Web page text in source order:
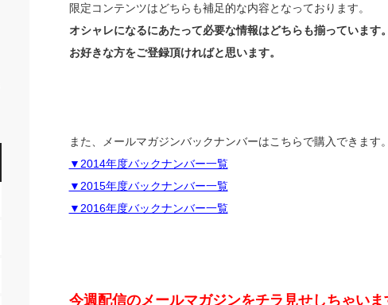
限定コンテンツはどちらも補足的な内容となっております。
オシャレになるにあたって必要な情報はどちらも揃っています
お好きな方をご登録頂ければと思います。
また、メールマガジンバックナンバーはこちらで購入できます
▼2014年度バックナンバー一覧
▼2015年度バックナンバー一覧
▼2016年度バックナンバー一覧
今週配信のメールマガジンをチラ見せしちゃいま